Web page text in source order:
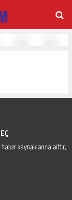
kaynaklarına aittir,